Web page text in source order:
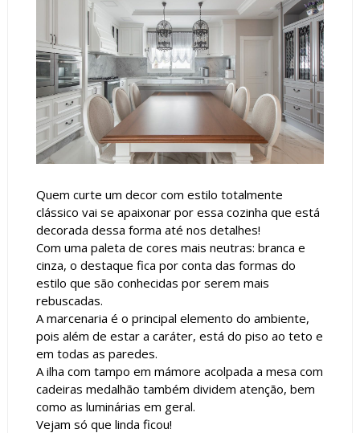
Quem curte um decor com estilo totalmente
clássico vai se apaixonar por essa cozinha que está
decorada dessa forma até nos detalhes!
Com uma paleta de cores mais neutras: branca e
cinza, o destaque fica por conta das formas do
estilo que são conhecidas por serem mais
rebuscadas.
A marcenaria é o principal elemento do ambiente,
pois além de estar a caráter, está do piso ao teto e
em todas as paredes.
A ilha com tampo em mámore acolpada a mesa com
cadeiras medalhão também dividem atenção, bem
como as luminárias em geral.
Vejam só que linda ficou!